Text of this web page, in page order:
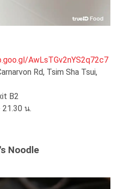
AwLsTGv2nYS2q72c7
Rd, Tsim Sha Tsui,
B2
น.
Noodle